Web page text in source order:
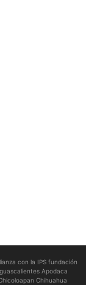
con la IPS fundación
Apodaca
Chihuahua